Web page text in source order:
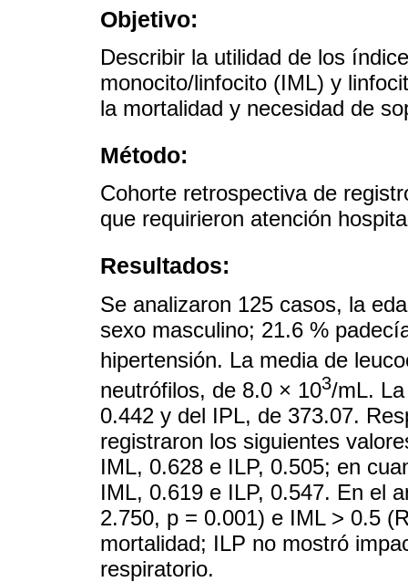
Objetivo:
Describir la utilidad de los
monocito/linfocito (IML) y
la mortalidad y necesidad de
Método:
Cohorte retrospectiva de
que requirieron atención
Resultados:
Se analizaron 125 casos, la
sexo masculino; 21.6 %
hipertensión. La media de
neutrófilos, de 8.0 × 103/mL.
0.442 y del IPL, de 373.07.
registraron los siguientes
IML, 0.628 e ILP, 0.505; en
IML, 0.619 e ILP, 0.547. En el
2.750, p = 0.001) e IML > 0.5
mortalidad; ILP no mostró
respiratorio.